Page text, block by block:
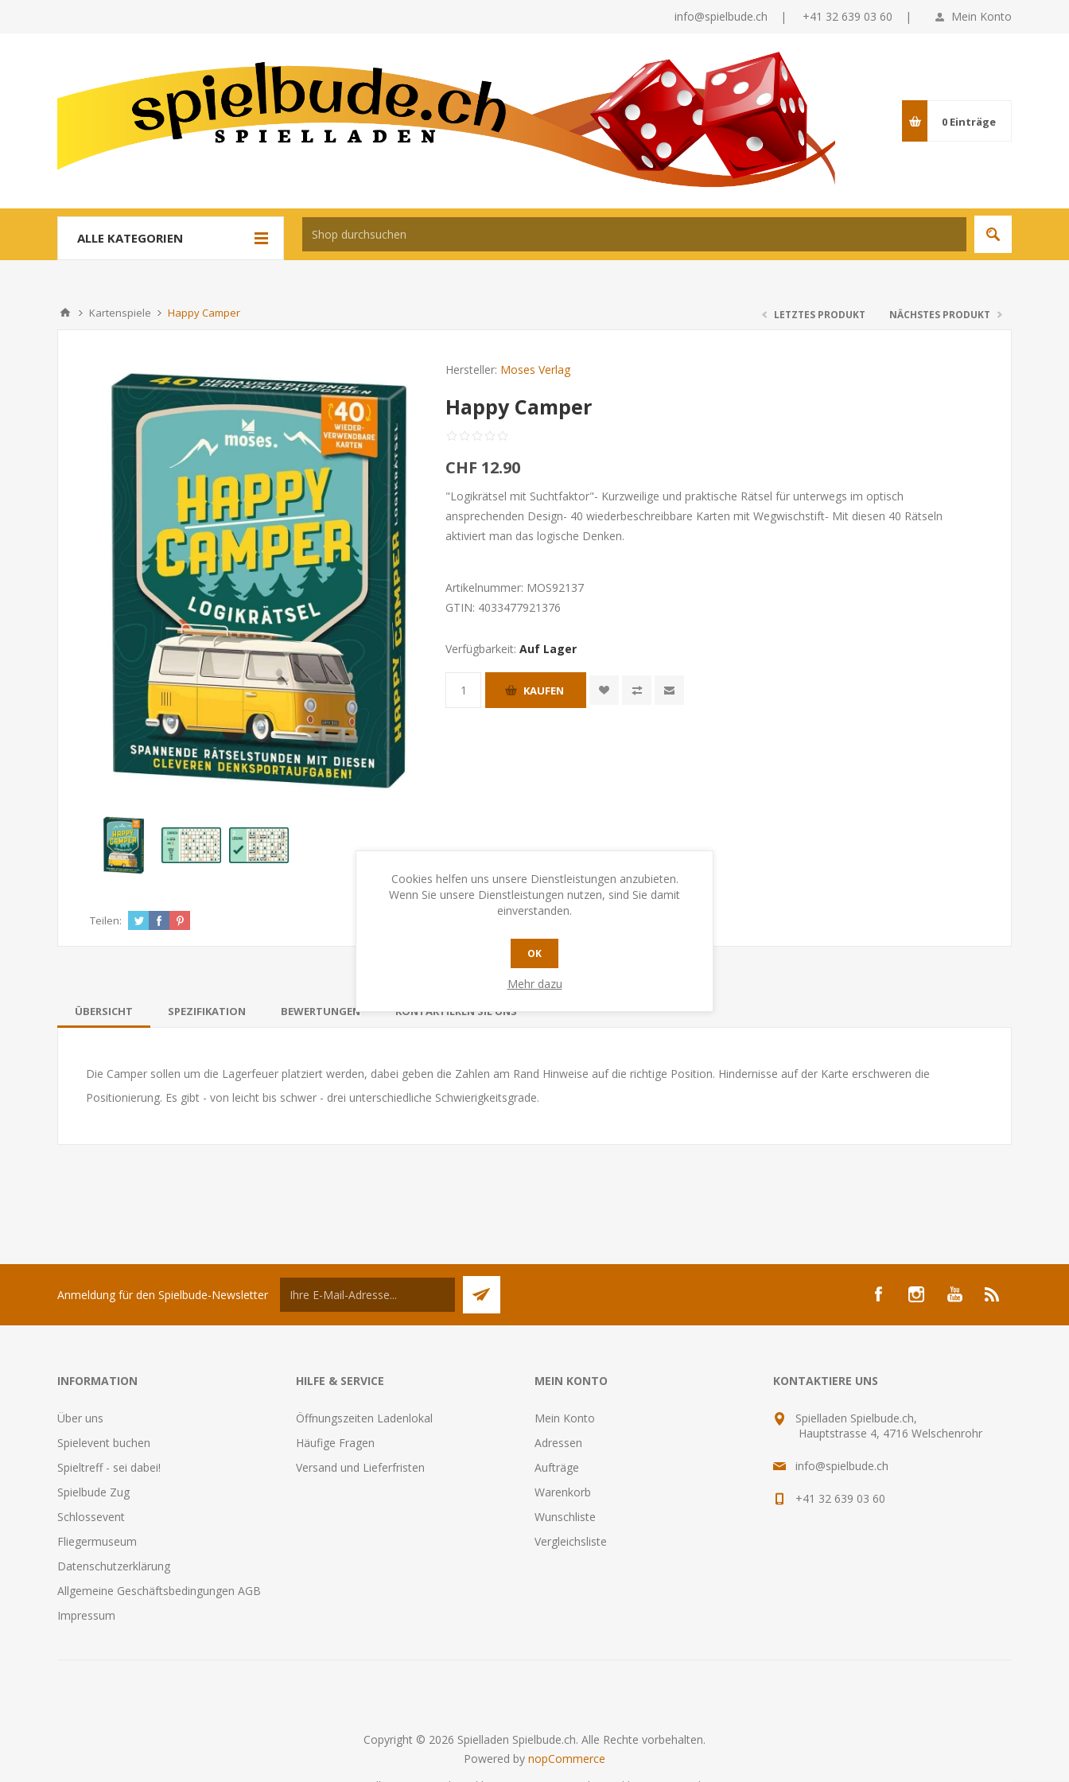
Mein Konto
info@spielbude.ch | +41 32 639 03 60 |
0 Einträge
ALLE KATEGORIEN
Kartenspiele Happy Camper LETZTES PRODUKT NÄCHSTES PRODUKT
Hersteller: Moses Verlag
Happy Camper
CHF 12.90
"Logikrätsel mit Suchtfaktor"- Kurzweilige und praktische Rätsel für unterwegs im optisch
ansprechenden Design- 40 wiederbeschreibbare Karten mit Wegwischstift- Mit diesen 40 Rätseln
aktiviert man das logische Denken.
Artikelnummer: MOS92137
GTIN: 4033477921376
Verfügbarkeit: Auf Lager
KAUFEN
Teilen:
ÜBERSICHT SPEZIFIKATION BEWERTUNGEN KONTAKTIEREN SIE UNS
Die Camper sollen um die Lagerfeuer platziert werden, dabei geben die Zahlen am Rand Hinweise auf die richtige Position. Hindernisse auf der Karte erschweren die
Positionierung. Es gibt - von leicht bis schwer - drei unterschiedliche Schwierigkeitsgrade.
Anmeldung für den Spielbude-Newsletter
INFORMATION
Über uns
Spielevent buchen
Spieltreff - sei dabei!
Spielbude Zug
Schlossevent
Fliegermuseum
Datenschutzerklärung
Allgemeine Geschäftsbedingungen AGB
Impressum
HILFE & SERVICE
Öffnungszeiten Ladenlokal
Häufige Fragen
Versand und Lieferfristen
MEIN KONTO
Mein Konto
Adressen
Aufträge
Warenkorb
Wunschliste
Vergleichsliste
KONTAKTIERE UNS
Spielladen Spielbude.ch,
Hauptstrasse 4, 4716 Welschenrohr
info@spielbude.ch
+41 32 639 03 60
Copyright © 2026 Spielladen Spielbude.ch. Alle Rechte vorbehalten.
Powered by nopCommerce
Cookies helfen uns unsere Dienstleistungen anzubieten.
Wenn Sie unsere Dienstleistungen nutzen, sind Sie damit
einverstanden.
OK
Mehr dazu